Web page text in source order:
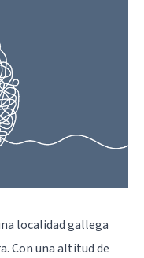
localidad gallega
Con una altitud de